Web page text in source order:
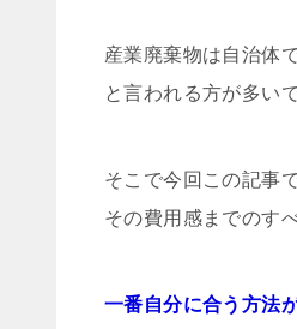
産業廃棄物は自治体
と言われる方が多いで
そこで今回この記事
その費用感までのす
一番自分に合う方法